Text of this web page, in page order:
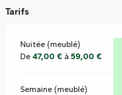
Tarifs
Nuitée (meublé)
De 47,00 € à 59,00 €
Semaine (meublé)